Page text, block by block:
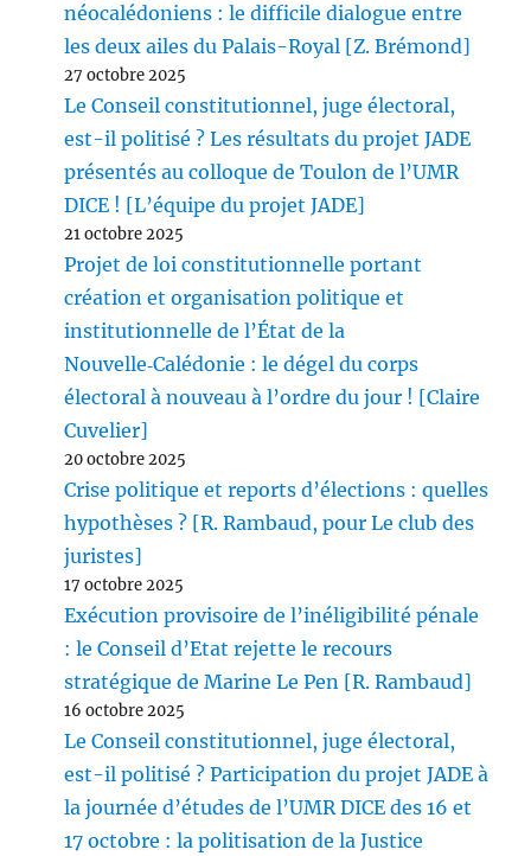
néocalédoniens : le difficile dialogue entre
les deux ailes du Palais-Royal [Z. Brémond]
27 octobre 2025
Le Conseil constitutionnel, juge électoral,
est-il politisé ? Les résultats du projet JADE
présentés au colloque de Toulon de l’UMR
DICE ! [L’équipe du projet JADE]
21 octobre 2025
Projet de loi constitutionnelle portant
création et organisation politique et
institutionnelle de l’État de la
Nouvelle‑Calédonie : le dégel du corps
électoral à nouveau à l’ordre du jour ! [Claire
Cuvelier]
20 octobre 2025
Crise politique et reports d’élections : quelles
hypothèses ? [R. Rambaud, pour Le club des
juristes]
17 octobre 2025
Exécution provisoire de l’inéligibilité pénale
: le Conseil d’Etat rejette le recours
stratégique de Marine Le Pen [R. Rambaud]
16 octobre 2025
Le Conseil constitutionnel, juge électoral,
est-il politisé ? Participation du projet JADE à
la journée d’études de l’UMR DICE des 16 et
17 octobre : la politisation de la Justice